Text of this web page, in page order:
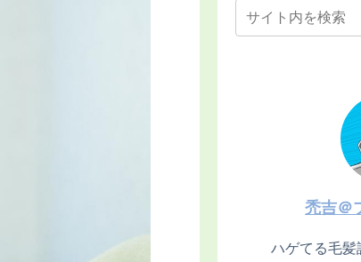
禿吉＠
ハゲてる毛髪